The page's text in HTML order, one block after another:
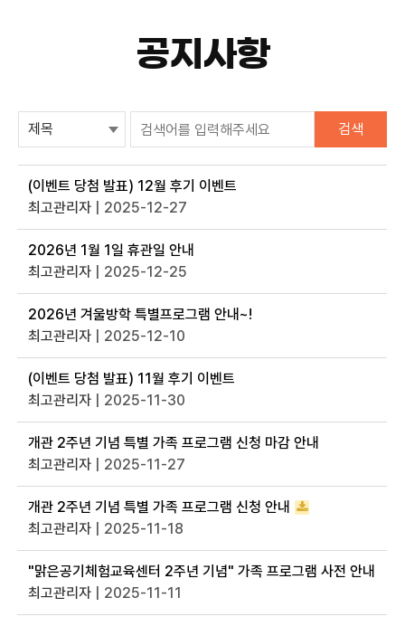
공지사항
검색
(이벤트 당첨 발표) 12월 후기 이벤트
최고관리자 | 2025-12-27
2026년 1월 1일 휴관일 안내
최고관리자 | 2025-12-25
2026년 겨울방학 특별프로그램 안내~!
최고관리자 | 2025-12-10
(이벤트 당첨 발표) 11월 후기 이벤트
최고관리자 | 2025-11-30
개관 2주년 기념 특별 가족 프로그램 신청 마감 안내
최고관리자 | 2025-11-27
개관 2주년 기념 특별 가족 프로그램 신청 안내
최고관리자 | 2025-11-18
"맑은공기체험교육센터 2주년 기념" 가족 프로그램 사전 안내
최고관리자 | 2025-11-11